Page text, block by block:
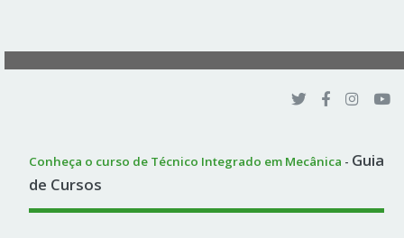
Conheça o curso de Técnico Integrado em Mecânica - Guia
de Cursos